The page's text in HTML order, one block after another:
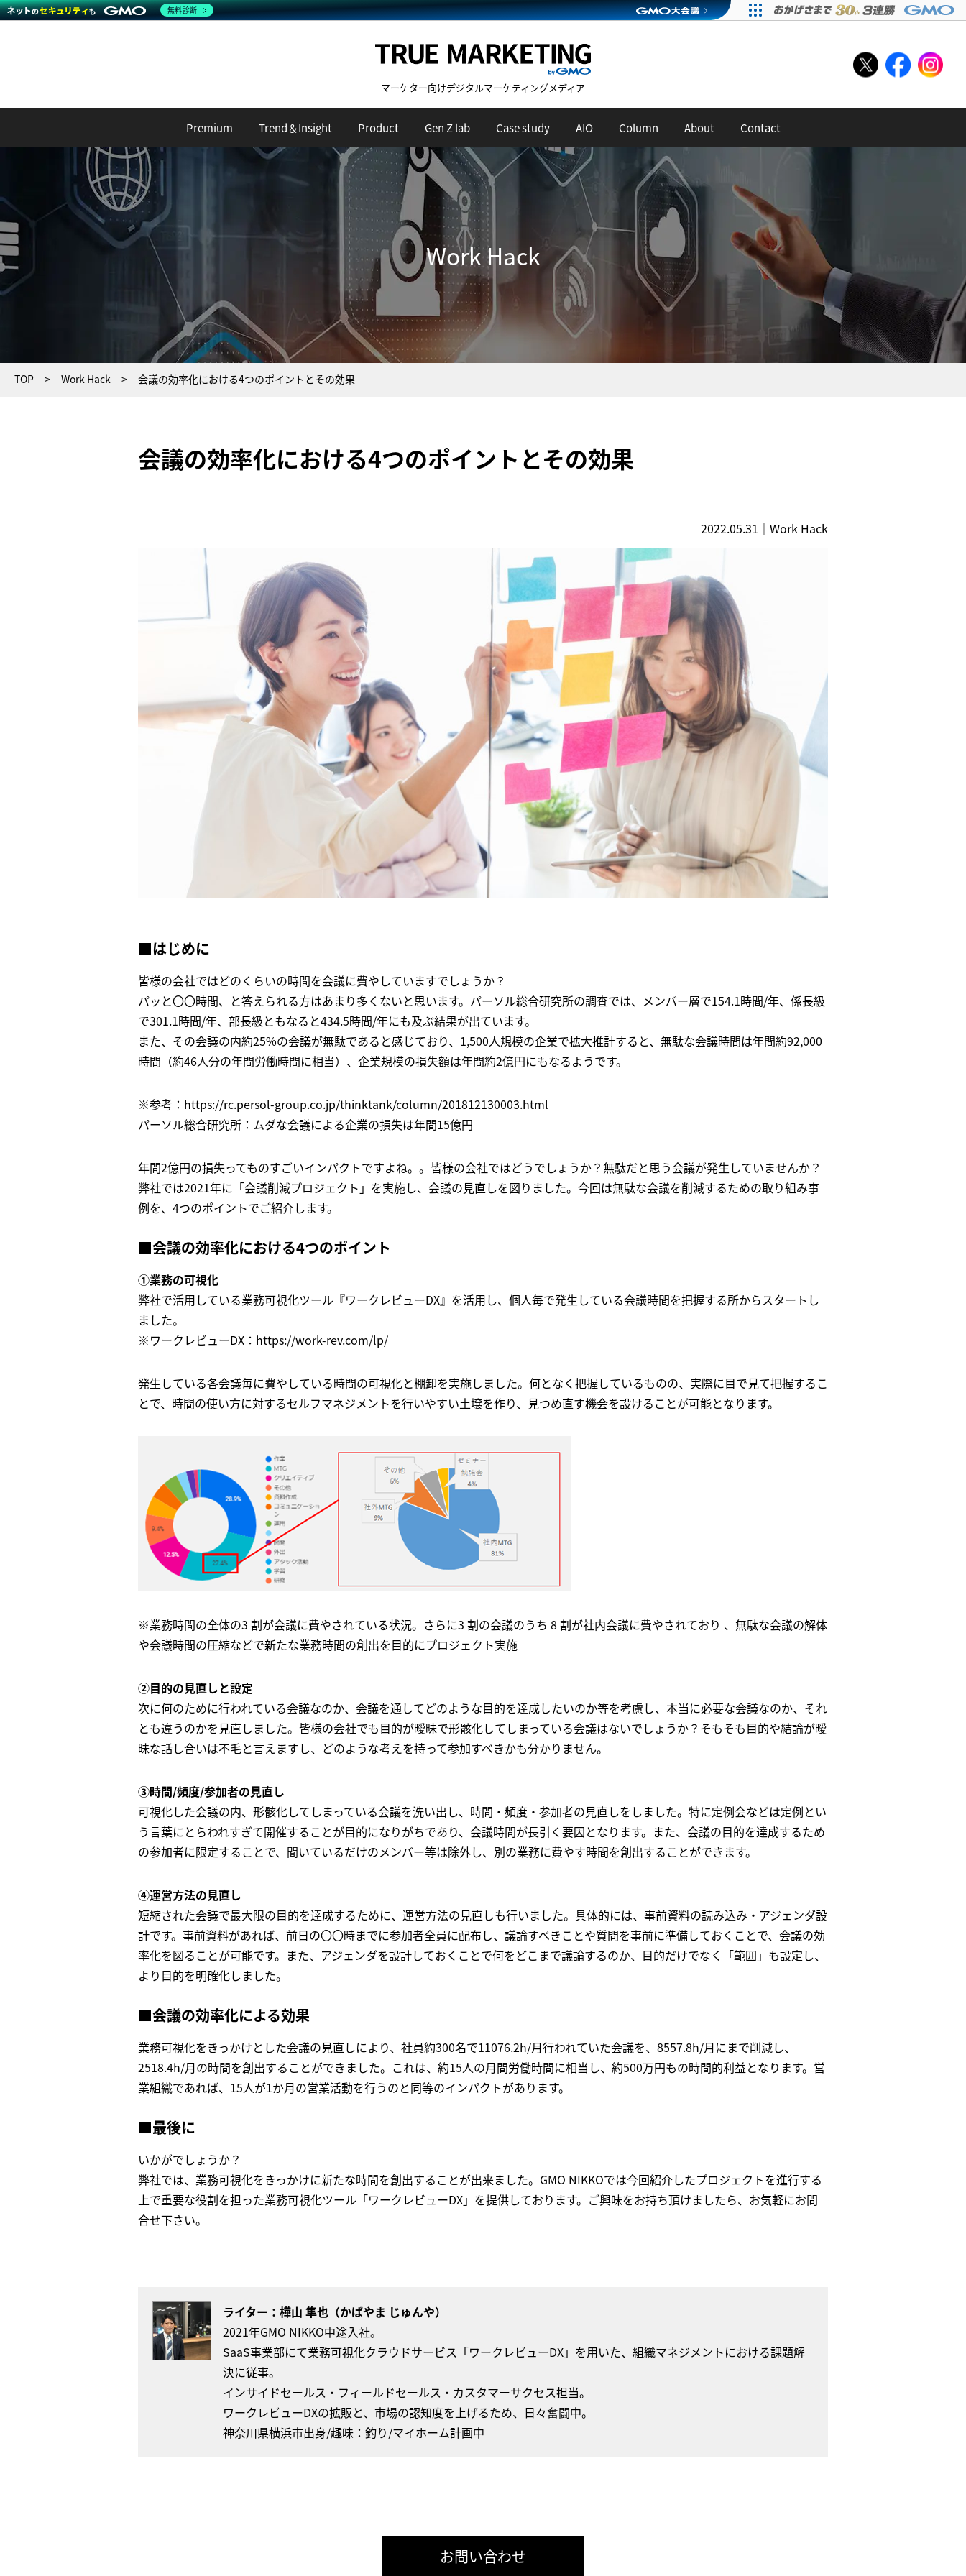
マーケター向けデジタルマーケティングメディア
Premium Trend＆Insight Product Gen Z lab Case study AIO Column About Contact
Work Hack
TOP Work Hack 会議の効率化における4つのポイントとその効果
会議の効率化における4つのポイントとその効果
2022.05.31 ｜ Work Hack
■はじめに
皆様の会社ではどのくらいの時間を会議に費やしていますでしょうか？
パッと〇〇時間、と答えられる方はあまり多くないと思います。パーソル総合研究所の調査では、メンバー層で154.1時間/年、係長級
で301.1時間/年、部長級ともなると434.5時間/年にも及ぶ結果が出ています。
また、その会議の内約25%の会議が無駄であると感じており、1,500人規模の企業で拡大推計すると、無駄な会議時間は年間約92,000
時間（約46人分の年間労働時間に相当）、企業規模の損失額は年間約2億円にもなるようです。
※参考：https://rc.persol-group.co.jp/thinktank/column/201812130003.html
パーソル総合研究所：ムダな会議による企業の損失は年間15億円
年間2億円の損失ってものすごいインパクトですよね。。皆様の会社ではどうでしょうか？無駄だと思う会議が発生していませんか？
弊社では2021年に「会議削減プロジェクト」を実施し、会議の見直しを図りました。今回は無駄な会議を削減するための取り組み事
例を、4つのポイントでご紹介します。
■会議の効率化における4つのポイント
①業務の可視化
弊社で活用している業務可視化ツール『ワークレビューDX』を活用し、個人毎で発生している会議時間を把握する所からスタートし
ました。
※ワークレビューDX：https://work-rev.com/lp/
発生している各会議毎に費やしている時間の可視化と棚卸を実施しました。何となく把握しているものの、実際に目で見て把握するこ
とで、時間の使い方に対するセルフマネジメントを行いやすい土壌を作り、見つめ直す機会を設けることが可能となります。
※業務時間の全体の3 割が会議に費やされている状況。さらに3 割の会議のうち 8 割が社内会議に費やされており 、無駄な会議の解体
や会議時間の圧縮などで新たな業務時間の創出を目的にプロジェクト実施
②目的の見直しと設定
次に何のために行われている会議なのか、会議を通してどのような目的を達成したいのか等を考慮し、本当に必要な会議なのか、それ
とも違うのかを見直しました。皆様の会社でも目的が曖昧で形骸化してしまっている会議はないでしょうか？そもそも目的や結論が曖
昧な話し合いは不毛と言えますし、どのような考えを持って参加すべきかも分かりません。
③時間/頻度/参加者の見直し
可視化した会議の内、形骸化してしまっている会議を洗い出し、時間・頻度・参加者の見直しをしました。特に定例会などは定例とい
う言葉にとらわれすぎて開催することが目的になりがちであり、会議時間が長引く要因となります。また、会議の目的を達成するため
の参加者に限定することで、聞いているだけのメンバー等は除外し、別の業務に費やす時間を創出することができます。
④運営方法の見直し
短縮された会議で最大限の目的を達成するために、運営方法の見直しも行いました。具体的には、事前資料の読み込み・アジェンダ設
計です。事前資料があれば、前日の〇〇時までに参加者全員に配布し、議論すべきことや質問を事前に準備しておくことで、会議の効
率化を図ることが可能です。また、アジェンダを設計しておくことで何をどこまで議論するのか、目的だけでなく「範囲」も設定し、
より目的を明確化しました。
■会議の効率化による効果
業務可視化をきっかけとした会議の見直しにより、社員約300名で11076.2h/月行われていた会議を、8557.8h/月にまで削減し、
2518.4h/月の時間を創出することができました。これは、約15人の月間労働時間に相当し、約500万円もの時間的利益となります。営
業組織であれば、15人が1か月の営業活動を行うのと同等のインパクトがあります。
■最後に
いかがでしょうか？
弊社では、業務可視化をきっかけに新たな時間を創出することが出来ました。GMO NIKKOでは今回紹介したプロジェクトを進行する
上で重要な役割を担った業務可視化ツール「ワークレビューDX」を提供しております。ご興味をお持ち頂けましたら、お気軽にお問
合せ下さい。
ライター：樺山 隼也（かばやま じゅんや）
2021年GMO NIKKO中途入社。
SaaS事業部にて業務可視化クラウドサービス「ワークレビューDX」を用いた、組織マネジメントにおける課題解
決に従事。
インサイドセールス・フィールドセールス・カスタマーサクセス担当。
ワークレビューDXの拡販と、市場の認知度を上げるため、日々奮闘中。
神奈川県横浜市出身/趣味：釣り/マイホーム計画中
お問い合わせ
無料診断